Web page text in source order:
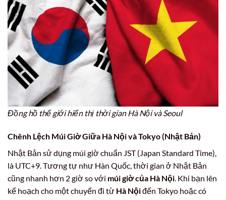
Đồng hồ thế giới hiển thị thời gian Hà Nội và Seoul
Chênh Lệch Múi Giờ Giữa Hà Nội và Tokyo (Nhật Bản)
Nhật Bản sử dụng múi giờ chuẩn JST (Japan Standard Time),
là UTC+9. Tương tự như Hàn Quốc, thời gian ở Nhật Bản
cũng nhanh hơn 2 giờ so với múi giờ của Hà Nội. Khi bạn lên
kế hoạch cho một chuyến đi từ Hà Nộiđến Tokyo hoặc có